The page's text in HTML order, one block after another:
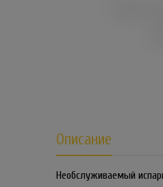
Описание
Необслуживаемый